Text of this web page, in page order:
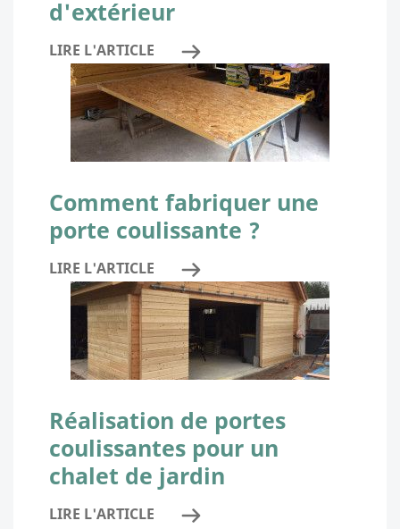
d'extérieur
LIRE L'ARTICLE
Comment fabriquer une
porte coulissante ?
LIRE L'ARTICLE
Réalisation de portes
coulissantes pour un
chalet de jardin
LIRE L'ARTICLE